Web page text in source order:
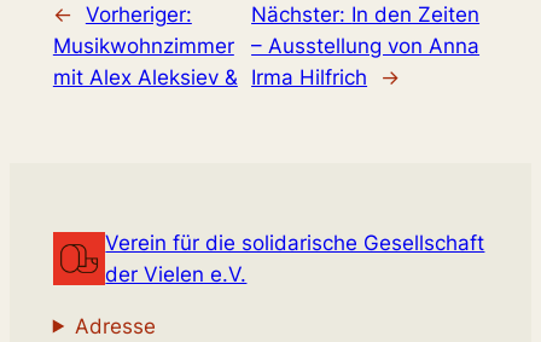
← Vorheriger:
Musikwohnzimmer
mit Alex Aleksiev &
Nächster: In den Zeiten
– Ausstellung von Anna
Irma Hilfrich
→
Verein für die solidarische Gesellschaft
der Vielen e.V.
Adresse